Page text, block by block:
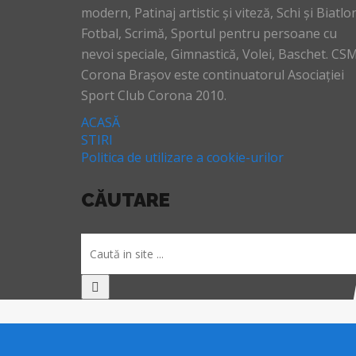
modern, Patinaj artistic și viteză, Schi și
Fotbal, Scrimă, Sportul pentru persoane cu
nevoi speciale, Gimnastică, Volei, Baschet.
Corona Brașov este continuatorul Asociației
Sport Club Corona 2010.
ACASĂ
STIRI
Politica de utilizare a cookie-urilor
CĂUTARE